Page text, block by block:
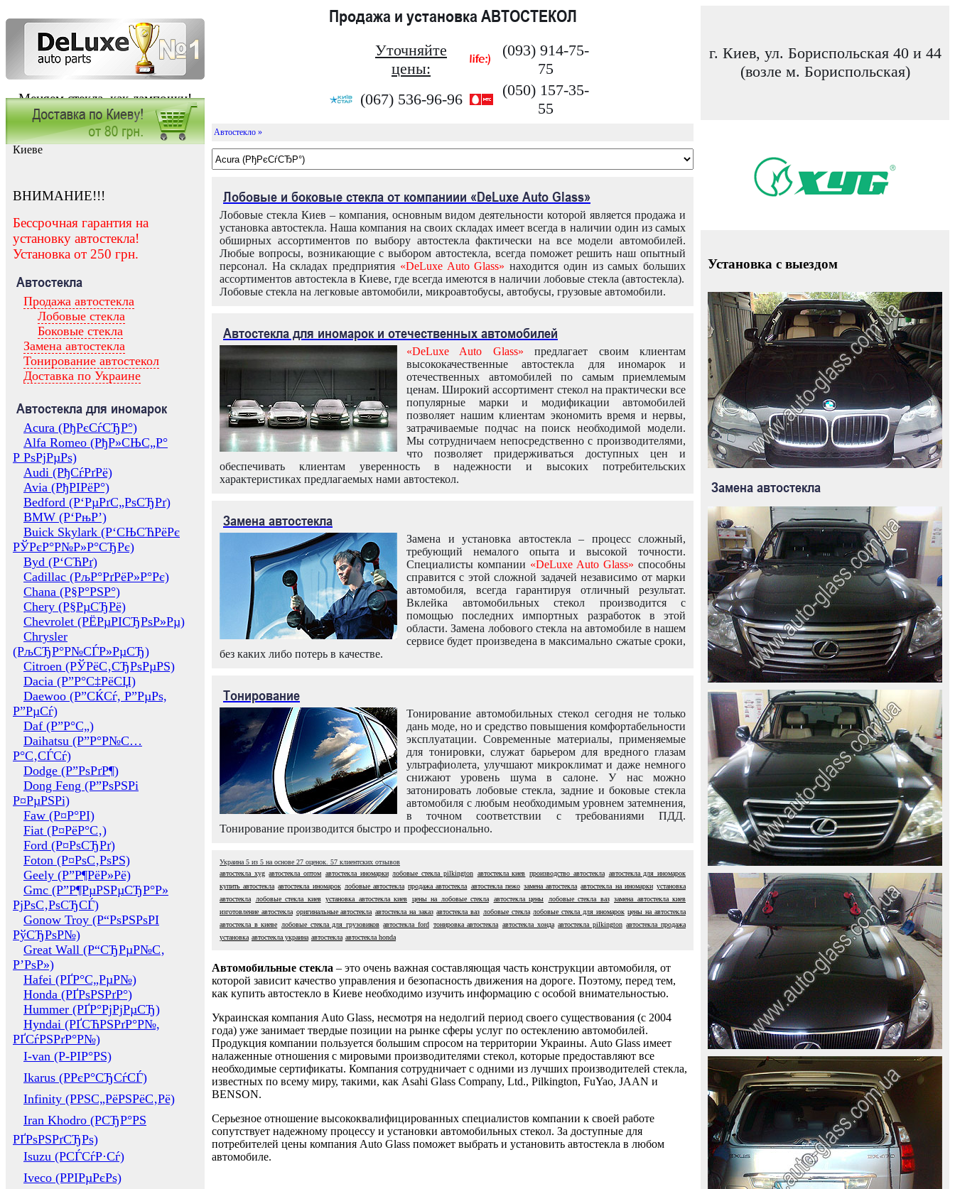
Меняем стекла, как лампочки!
Продажа и установка АВТОСТЕКОЛ
Уточняйте
цены:
(093) 914-75-
75
(067) 536-96-96
(050) 157-35-
55
г. Киев, ул. Бориспольская 40 и 44
(возле м. Бориспольская)
Заказать установку автостекла в
Киеве
ВНИМАНИЕ!!!
Бессрочная гарантия на
установку автостекла!
Установка от 250 грн.
Автостекла
Продажа автостекла
Лобовые стекла
Боковые стекла
Замена автостекла
Тонирование автостекол
Доставка по Украине
Автостекла для иномарок
Acura (РђРєСѓСЂР°)
Alfa Romeo (РђР»СЊС„Р°
Р РѕРјРµРѕ)
Audi (РђСѓРґРё)
Avia (РђРІРёР°)
Bedford (Р‘РµРґС„РѕСЂРґ)
BMW (Р‘РњР’)
Buick Skylark (Р‘СЊСЋРёРє
РЎРєР°Р№Р»Р°СЂРє)
Byd (Р‘СЋРґ)
Cadillac (РљР°РґРёР»Р°Рє)
Chana (Р§Р°РЅР°)
Chery (Р§РµСЂРё)
Chevrolet (РЁРµРІСЂРѕР»Рµ)
Chrysler
(РљСЂР°Р№СЃР»РµСЂ)
Citroen (РЎРёС‚СЂРѕРµРЅ)
Dacia (Р”Р°С‡РёСЏ)
Daewoo (Р”СЌСѓ, Р”РµРѕ,
Р”РµСѓ)
Daf (Р”Р°С„)
Daihatsu (Р”Р°Р№С…
Р°С‚СЃСѓ)
Dodge (Р”РѕРґР¶)
Dong Feng (Р”РѕРЅРі
Р¤РµРЅРі)
Faw (Р¤Р°РІ)
Fiat (Р¤РёР°С‚)
Ford (Р¤РѕСЂРґ)
Foton (Р¤РѕС‚РѕРЅ)
Geely (Р”Р¶РёР»Рё)
Gmc (Р”Р¶РµРЅРµСЂР°Р»
РјРѕС‚РѕСЂСЃ)
Gonow Troy (Р“РѕРЅРѕРІ
РўСЂРѕР№)
Great Wall (Р“СЂРµР№С‚
Р’РѕР»)
Hafei (РҐР°С„РµР№)
Honda (РҐРѕРЅРґР°)
Hummer (РҐР°РјРјРµСЂ)
Hyndai (РҐСЋРЅРґР°Р№,
РҐСѓРЅРґР°Р№)
I-van (Р-РІР°РЅ)
Ikarus (РРєР°СЂСѓСЃ)
Infinity (РРЅС„РёРЅРёС‚Рё)
Iran Khodro (РСЂР°РЅ
РҐРѕРЅРґСЂРѕ)
Isuzu (РСЃСѓР·Сѓ)
Iveco (РРІРµРєРѕ)
Автостекло »
Лобовые и боковые стекла от компаниии «DeLuxe Auto Glass»
Лобовые стекла Киев – компания, основным видом деятельности которой является продажа и
установка автостекла. Наша компания на своих складах имеет всегда в наличии один из самых
обширных ассортиментов по выбору автостекла фактически на все модели автомобилей.
Любые вопросы, возникающие с выбором автостекла, всегда поможет решить наш опытный
персонал. На складах предприятия «DeLuxe Auto Glass» находится один из самых больших
ассортиментов автостекла в Киеве, где всегда имеются в наличии лобовые стекла (автостекла).
Лобовые стекла на легковые автомобили, микроавтобусы, автобусы, грузовые автомобили.
Автостекла для иномарок и отечественных автомобилей
«DeLuxe Auto Glass» предлагает своим клиентам
высококачественные автостекла для иномарок и
отечественных автомобилей по самым приемлемым
ценам. Широкий ассортимент стекол на практически все
популярные марки и модификации автомобилей
позволяет нашим клиентам экономить время и нервы,
затрачиваемые подчас на поиск необходимой модели.
Мы сотрудничаем непосредственно с производителями,
что позволяет придерживаться доступных цен и
обеспечивать клиентам уверенность в надежности и высоких потребительских
характеристиках предлагаемых нами автостекол.
Замена автостекла
Замена и установка автостекла – процесс сложный,
требующий немалого опыта и высокой точности.
Специалисты компании «DeLuxe Auto Glass» способны
справится с этой сложной задачей независимо от марки
автомобиля, всегда гарантируя отличный результат.
Вклейка автомобильных стекол производится с
помощью последних импортных разработок в этой
области. Замена лобового стекла на автомобиле в нашем
сервисе будет произведена в максимально сжатые сроки,
без каких либо потерь в качестве.
Тонирование
Тонирование автомобильных стекол сегодня не только
дань моде, но и средство повышения комфортабельности
эксплуатации. Современные материалы, применяемые
для тонировки, служат барьером для вредного глазам
ультрафиолета, улучшают микроклимат и даже немного
снижают уровень шума в салоне. У нас можно
затонировать лобовые стекла, задние и боковые стекла
автомобиля с любым необходимым уровнем затемнения,
в точном соответствии с требованиями ПДД.
Тонирование производится быстро и профессионально.
Украина 5 из 5 на основе 27 оценок. 57 клиентских отзывов
автостекла xyg автостекла оптом автостекла иномарки лобовые стекла pilkington автостекла киев производство автостекла автостекла для иномарок
купить автостекла автостекла иномарок лобовые автостекла продажа автостекла автостекла пежо замена автостекла автостекла на иномарки установка
автостекла
лобовые стекла киев установка автостекла киев цены на лобовые стекла автостекла цены лобовые стекла ваз замена автостекла киев
изготовление автостекла оригинальные автостекла автостекла на заказ автостекла ваз лобовые стекла лобовые стекла для иномарок цены на автостекла
автостекла в киеве
лобовые стекла для грузовиков автостекла ford тонировка автостекла автостекла хонда автостекла pilkington автостекла продажа
установка автостекла украина автостекла автостекла honda
Автомобильные стекла – это очень важная составляющая часть конструкции автомобиля, от
которой зависит качество управления и безопасность движения на дороге. Поэтому, перед тем,
как купить автостекло в Киеве необходимо изучить информацию с особой внимательностью.
Украинская компания Auto Glass, несмотря на недолгий период своего существования (с 2004
года) уже занимает твердые позиции на рынке сферы услуг по остеклению автомобилей.
Продукция компании пользуется большим спросом на территории Украины. Auto Glass имеет
налаженные отношения с мировыми производителями стекол, которые предоставляют все
необходимые сертификаты. Компания сотрудничает с одними из лучших производителей стекла,
известных по всему миру, такими, как Asahi Glass Company, Ltd., Pilkington, FuYao, JAAN и
BENSON.
Серьезное отношение высококвалифицированных специалистов компании к своей работе
сопутствует надежному процессу и установки автомобильных стекол. За доступные для
потребителей цены компания Auto Glass поможет выбрать и установить автостекла в любом
автомобиле.
Установка с выездом
Замена автостекла